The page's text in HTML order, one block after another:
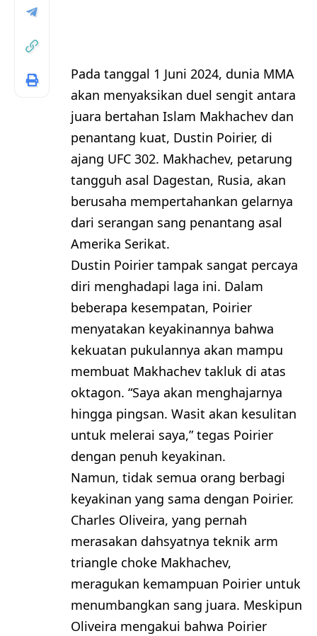
Pada tanggal 1 Juni 2024, dunia MMA
akan menyaksikan duel sengit antara
juara bertahan Islam Makhachev dan
penantang kuat, Dustin Poirier, di
ajang UFC 302. Makhachev, petarung
tangguh asal Dagestan, Rusia, akan
berusaha mempertahankan gelarnya
dari serangan sang penantang asal
Amerika Serikat.
Dustin Poirier tampak sangat percaya
diri menghadapi laga ini. Dalam
beberapa kesempatan, Poirier
menyatakan keyakinannya bahwa
kekuatan pukulannya akan mampu
membuat Makhachev takluk di atas
oktagon. “Saya akan menghajarnya
hingga pingsan. Wasit akan kesulitan
untuk melerai saya,” tegas Poirier
dengan penuh keyakinan.
Namun, tidak semua orang berbagi
keyakinan yang sama dengan Poirier.
Charles Oliveira, yang pernah
merasakan dahsyatnya teknik arm
triangle choke Makhachev,
meragukan kemampuan Poirier untuk
menumbangkan sang juara. Meskipun
Oliveira mengakui bahwa Poirier